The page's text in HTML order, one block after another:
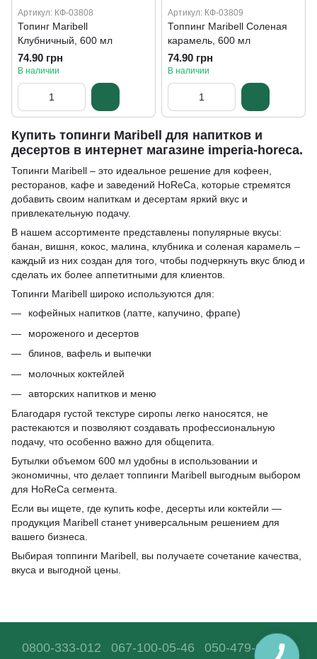
Артикул: КФ-03808
Топинг Maribell
Клубничный, 600 мл
74.90 грн
В наличии
Артикул: КФ-03809
Топпинг Maribell Соленая
карамель, 600 мл
74.90 грн
В наличии
Купить топинги Maribell для напитков и
десертов в интернет магазине imperia-horeca.
Топинги Maribell – это идеальное решение для кофеен,
ресторанов, кафе и заведений HoReCa, которые стремятся
добавить своим напиткам и десертам яркий вкус и
привлекательную подачу.
В нашем ассортименте представлены популярные вкусы:
банан, вишня, кокос, малина, клубника и соленая карамель –
каждый из них создан для того, чтобы подчеркнуть вкус блюд и
сделать их более аппетитными для клиентов.
Топинги Maribell широко используются для:
кофейных напитков (латте, капучино, фрапе)
мороженого и десертов
блинов, вафель и выпечки
молочных коктейлей
авторских напитков и меню
Благодаря густой текстуре сиропы легко наносятся, не
растекаются и позволяют создавать профессиональную
подачу, что особенно важно для общепита.
Бутылки объемом 600 мл удобны в использовании и
экономичны, что делает топпинги Maribell выгодным выбором
для HoReCa сегмента.
Если вы ищете, где купить кофе, десерты или коктейли —
продукция Maribell станет универсальным решением для
вашего бизнеса.
Выбирая топпинги Maribell, вы получаете сочетание качества,
вкуса и выгодной цены.
0800-333-012 067-100-05-46 050-479-68-36